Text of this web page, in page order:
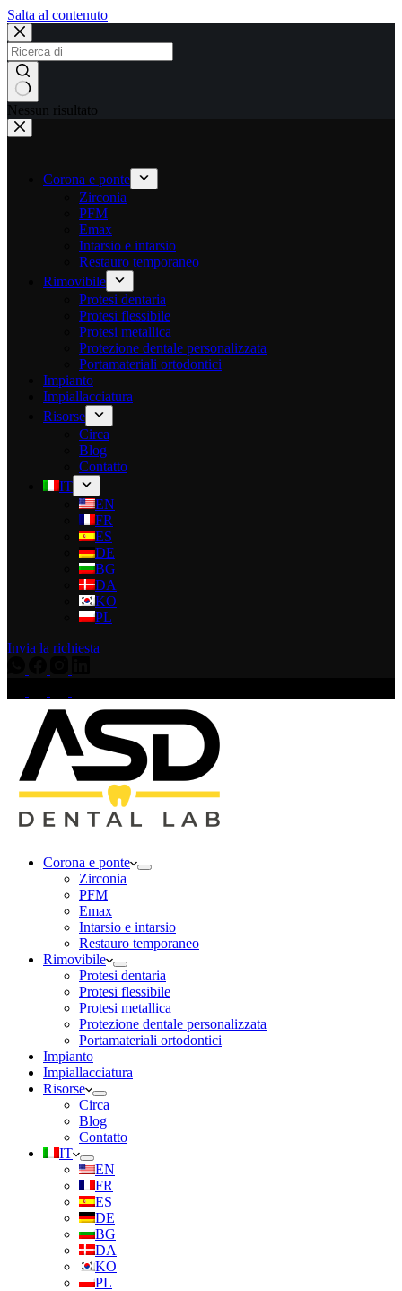
Salta al contenuto
Nessun risultato
Corona e ponte
Zirconia
PFM
Emax
Intarsio e intarsio
Restauro temporaneo
Rimovibile
Protesi dentaria
Protesi flessibile
Protesi metallica
Protezione dentale personalizzata
Portamateriali ortodontici
Impianto
Impiallacciatura
Risorse
Circa
Blog
Contatto
IT
EN
FR
ES
DE
BG
DA
KO
PL
Invia la richiesta
Corona e ponte
Zirconia
PFM
Emax
Intarsio e intarsio
Restauro temporaneo
Rimovibile
Protesi dentaria
Protesi flessibile
Protesi metallica
Protezione dentale personalizzata
Portamateriali ortodontici
Impianto
Impiallacciatura
Risorse
Circa
Blog
Contatto
IT
EN
FR
ES
DE
BG
DA
KO
PL